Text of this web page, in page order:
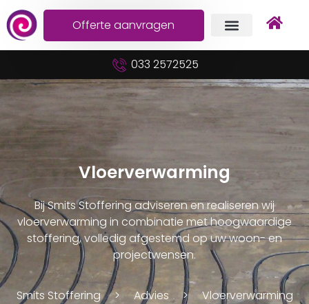
Offerte aanvragen
033 2572525
Vloerverwarming
Bij Smits Stoffering adviseren en realiseren wij
vloerverwarming in combinatie met hoogwaardige
stoffering, volledig afgestemd op uw woon- en
projectwensen.
Smits Stoffering Advies Vloerverwarming